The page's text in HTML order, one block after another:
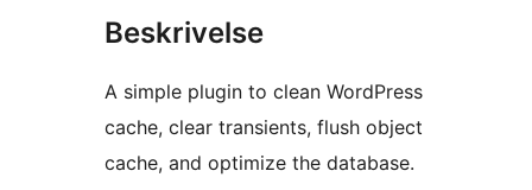
Beskrivelse
A simple plugin to clean WordPress
cache, clear transients, flush object
cache, and optimize the database.